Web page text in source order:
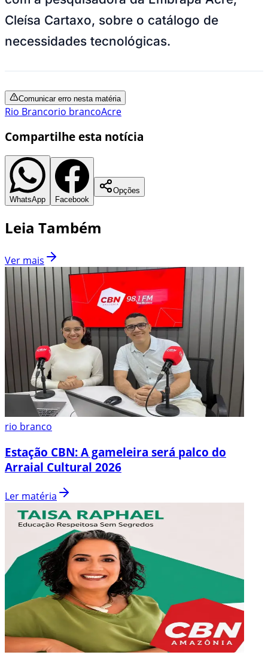
Cleísa Cartaxo, sobre o catálogo de
necessidades tecnológicas.
Comunicar erro nesta matéria
Rio Brancorio brancoAcre
Compartilhe esta notícia
WhatsApp Facebook
Opções
Leia Também
Ver mais
rio branco
Estação CBN: A gameleira será palco do
Arraial Cultural 2026
Ler matéria